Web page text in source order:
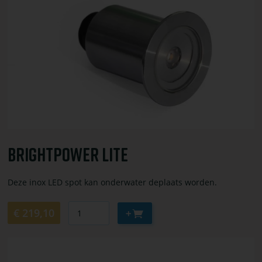
Brightpower Lite
Deze inox LED spot kan onderwater deplaats worden.
€ 219,10 Aan
winkelwagen